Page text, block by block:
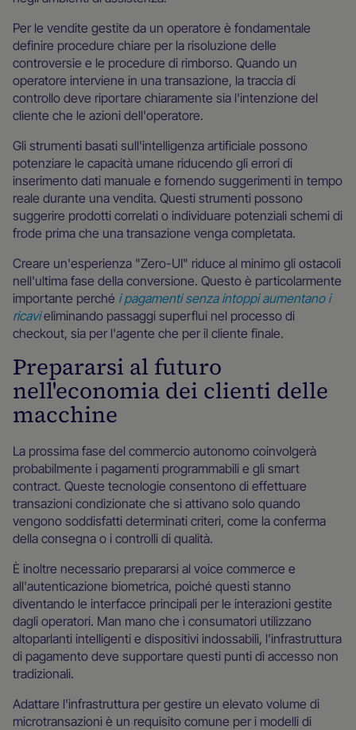
Per le vendite gestite da un operatore è fondamentale
definire procedure chiare per la risoluzione delle
controversie e le procedure di rimborso. Quando un
operatore interviene in una transazione, la traccia di
controllo deve riportare chiaramente sia l'intenzione del
cliente che le azioni dell'operatore.
Gli strumenti basati sull'intelligenza artificiale possono
potenziare le capacità umane riducendo gli errori di
inserimento dati manuale e fornendo suggerimenti in tempo
reale durante una vendita. Questi strumenti possono
suggerire prodotti correlati o individuare potenziali schemi di
frode prima che una transazione venga completata.
Creare un'esperienza "Zero-UI" riduce al minimo gli ostacoli
nell'ultima fase della conversione. Questo è particolarmente
importante perché i pagamenti senza intoppi aumentano i
ricavieliminando passaggi superflui nel processo di
checkout, sia per l'agente che per il cliente finale.
Prepararsi al futuro
nell'economia dei clienti delle
macchine
La prossima fase del commercio autonomo coinvolgerà
probabilmente i pagamenti programmabili e gli smart
contract. Queste tecnologie consentono di effettuare
transazioni condizionate che si attivano solo quando
vengono soddisfatti determinati criteri, come la conferma
della consegna o i controlli di qualità.
È inoltre necessario prepararsi al voice commerce e
all'autenticazione biometrica, poiché questi stanno
diventando le interfacce principali per le interazioni gestite
dagli operatori. Man mano che i consumatori utilizzano
altoparlanti intelligenti e dispositivi indossabili, l'infrastruttura
di pagamento deve supportare questi punti di accesso non
tradizionali.
Adattare l'infrastruttura per gestire un elevato volume di
microtransazioni è un requisito comune per i modelli di